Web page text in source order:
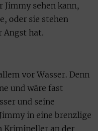
Jimmy sehen kann,
oder sie stehen
Angst hat.
vor Wasser. Denn
und wäre fast
und seine
in eine brenzlige
Krimineller an der